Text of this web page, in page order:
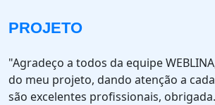
PROJETO
"Agradeço a todos da equipe
do meu projeto, dando atenção a
são excelentes profissionais,